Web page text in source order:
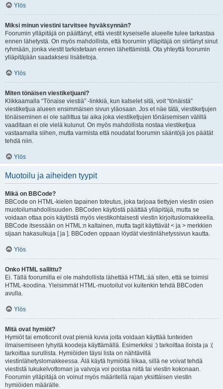
Ylös
Miksi minun viestini tarvitsee hyväksynnän?
Foorumin ylläpitäjä on päättänyt, että viestit kyseiselle alueelle tulee tarkastaa
ennen lähetystä. On myös mahdollista, että foorumin ylläpitäjä on siirtänyt sinut
ryhmään, jonka viestit tarkistetaan ennen lähettämistä. Ota yhteyttä foorumin
ylläpitäjään saadaksesi lisätietoja.
Ylös
Miten tönäisen viestiketjuani?
Klikkaamalla “Tönaise viestiä” -linkkiä, kun katselet sitä, voit “tönäistä”
viestiketjua alueen ensimmäisen sivun yläosaan. Jos et näe tätä, viestiketjujen
tönäiseminen ei ole sallittua tai aika joka viestiketjujen tönäisemisen välillä
vaaditaan ei ole vielä kulunut. On myös mahdollista nostaa viestiketjua
vastaamalla siihen, mutta varmista että noudatat foorumin sääntöjä jos päätät
tehdä niin.
Ylös
Muotoilu ja aiheiden tyypit
Mikä on BBCode?
BBCode on HTML-kielen tapainen toteutus, joka tarjoaa tiettyjen viestin osien
muotoilumahdollisuuden. BBCoden käytöstä päättää ylläpitäjä, mutta se
voidaan ottaa pois käytöstä myös viestikohtaisesti viestin kirjoituslomakkeella.
BBCode itsessään on HTML:n kaltainen, mutta tagit käyttävät < ja > merkkien
sijaan hakasulkuja [ ja ]. BBCoden oppaan löydät viestinlähetyssivun kautta.
Ylös
Onko HTML sallittu?
Ei. Tällä foorumilla ei ole mahdollista lähettää HTML:ää siten, että se toimisi
HTML-koodina. Yleisimmät HTML-muotoilut voi kuitenkin tehdä BBCoden
avulla.
Ylös
Mitä ovat hymiöt?
Hymiöt tai emoticonit ovat pieniä kuvia joita voidaan käyttää tunteiden
ilmaisemiseen lyhyitä koodeja käyttämällä. Esimerkiksi :) tarkoittaa iloista ja :(
tarkoittaa surullista. Hymiöiden täysi lista on nähtävillä
viestinlähetyslomakkeessa. Älä käytä hymiöitä liikaa, sillä ne voivat tehdä
viestistä lukukelvottoman ja valvoja voi poistaa niitä tai viestin kokonaan.
Foorumin ylläpitäjä on voinut myös määritellä rajan yksittäisen viestin
hymiöiden määrälle.